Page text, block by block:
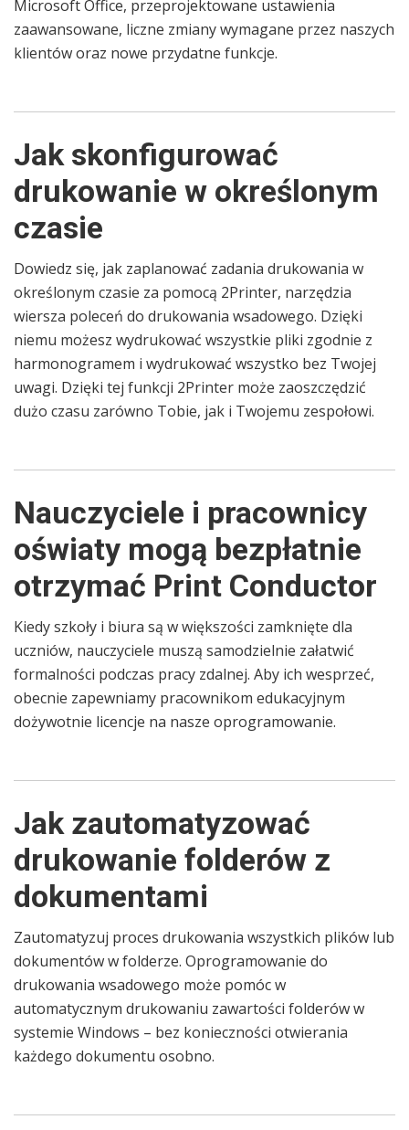
Microsoft Office, przeprojektowane ustawienia
zaawansowane, liczne zmiany wymagane przez naszych
klientów oraz nowe przydatne funkcje.
Jak skonfigurować
drukowanie w określonym
czasie
Dowiedz się, jak zaplanować zadania drukowania w
określonym czasie za pomocą 2Printer, narzędzia
wiersza poleceń do drukowania wsadowego. Dzięki
niemu możesz wydrukować wszystkie pliki zgodnie z
harmonogramem i wydrukować wszystko bez Twojej
uwagi. Dzięki tej funkcji 2Printer może zaoszczędzić
dużo czasu zarówno Tobie, jak i Twojemu zespołowi.
Nauczyciele i pracownicy
oświaty mogą bezpłatnie
otrzymać Print Conductor
Kiedy szkoły i biura są w większości zamknięte dla
uczniów, nauczyciele muszą samodzielnie załatwić
formalności podczas pracy zdalnej. Aby ich wesprzeć,
obecnie zapewniamy pracownikom edukacyjnym
dożywotnie licencje na nasze oprogramowanie.
Jak zautomatyzować
drukowanie folderów z
dokumentami
Zautomatyzuj proces drukowania wszystkich plików lub
dokumentów w folderze. Oprogramowanie do
drukowania wsadowego może pomóc w
automatycznym drukowaniu zawartości folderów w
systemie Windows – bez konieczności otwierania
każdego dokumentu osobno.